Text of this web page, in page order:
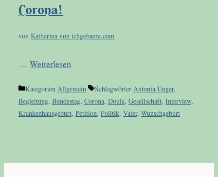
Corona!
von Katharina von ichgebaere.com
… Weiterlesen
Kategorien Allgemein Schlagwörter Antonia Unger,
Begleitung, Bundestag, Corona, Doula, Gesellschaft, Interview,
Krankenhausgeburt, Petition, Politik, Vater, Wunschgeburt